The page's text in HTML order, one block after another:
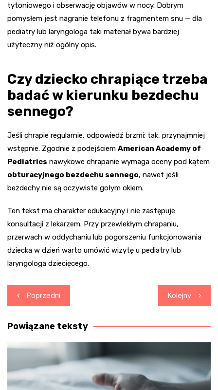
tytoniowego i obserwację objawów w nocy. Dobrym
pomysłem jest nagranie telefonu z fragmentem snu — dla
pediatry lub laryngologa taki materiał bywa bardziej
użyteczny niż ogólny opis.
Czy dziecko chrapiące trzeba
badać w kierunku bezdechu
sennego?
Jeśli chrapie regularnie, odpowiedź brzmi: tak, przynajmniej
wstępnie. Zgodnie z podejściem American Academy of
Pediatrics nawykowe chrapanie wymaga oceny pod kątem
obturacyjnego bezdechu sennego, nawet jeśli
bezdechy nie są oczywiste gołym okiem.
Ten tekst ma charakter edukacyjny i nie zastępuje
konsultacji z lekarzem. Przy przewlekłym chrapaniu,
przerwach w oddychaniu lub pogorszeniu funkcjonowania
dziecka w dzień warto umówić wizytę u pediatry lub
laryngologa dziecięcego.
Nawigacja
wpisu
Poprzedni Kolejny
Powiązane teksty